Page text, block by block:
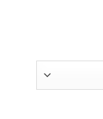
אליה